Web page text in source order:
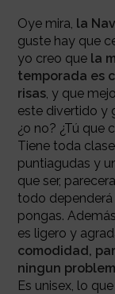
Oye mira, la
guste hay que
yo creo quela
temporada es
risas, y que
este divertido y
¿o no? ¿Tú que
Tiene toda
puntiagudas y
que ser,
todo
pongas.
es ligero y
comodidad,
ningun
Es unisex, lo